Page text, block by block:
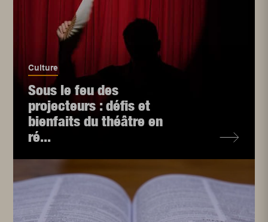
Culture
Sous le feu des
projecteurs : défis et
bienfaits du théâtre en
ré...